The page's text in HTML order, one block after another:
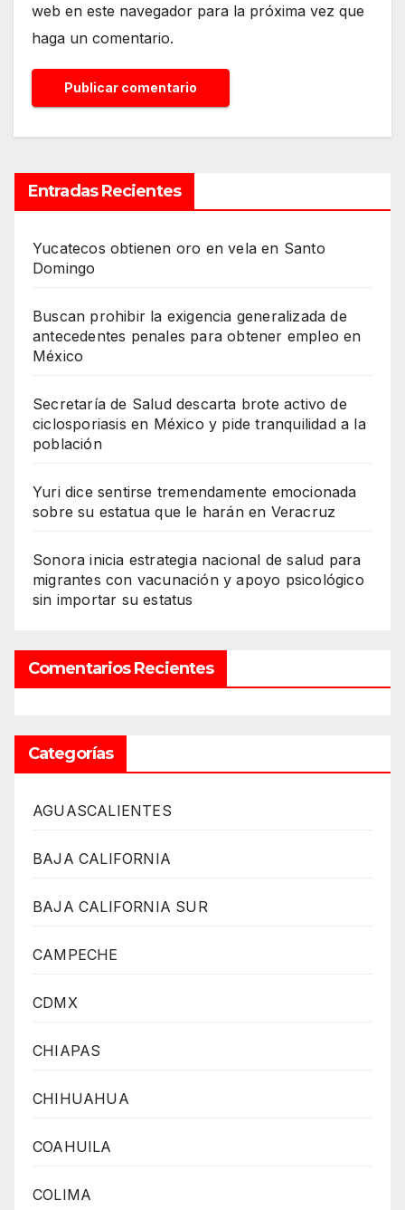
web en este navegador para la próxima vez que
haga un comentario.
Entradas Recientes
Yucatecos obtienen oro en vela en Santo
Domingo
Buscan prohibir la exigencia generalizada de
antecedentes penales para obtener empleo en
México
Secretaría de Salud descarta brote activo de
ciclosporiasis en México y pide tranquilidad a la
población
Yuri dice sentirse tremendamente emocionada
sobre su estatua que le harán en Veracruz
Sonora inicia estrategia nacional de salud para
migrantes con vacunación y apoyo psicológico
sin importar su estatus
Comentarios Recientes
Categorías
AGUASCALIENTES
BAJA CALIFORNIA
BAJA CALIFORNIA SUR
CAMPECHE
CDMX
CHIAPAS
CHIHUAHUA
COAHUILA
COLIMA